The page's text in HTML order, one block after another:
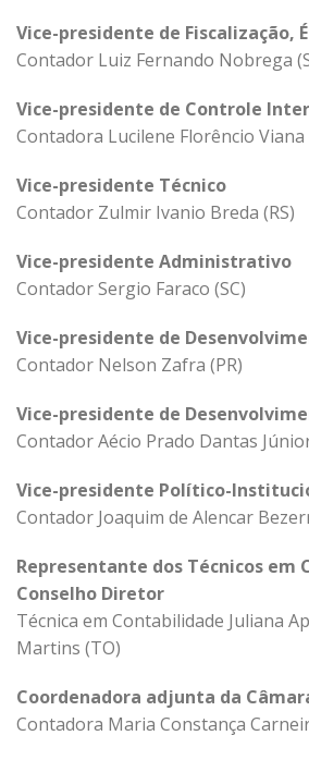
Vice-presidente de Fiscalização,
Contador Luiz Fernando Nobrega
Vice-presidente de Controle
Contadora Lucilene Florêncio Viana
Vice-presidente Técnico
Contador Zulmir Ivanio Breda (RS)
Vice-presidente Administrativo
Contador Sergio Faraco (SC)
Vice-presidente de
Contador Nelson Zafra (PR)
Vice-presidente de
Contador Aécio Prado Dantas
Vice-presidente Político-
Contador Joaquim de Alencar
Representante dos Técnicos em
Conselho Diretor
Técnica em Contabilidade Juliana
Martins (TO)
Coordenadora adjunta da
Contadora Maria Constança